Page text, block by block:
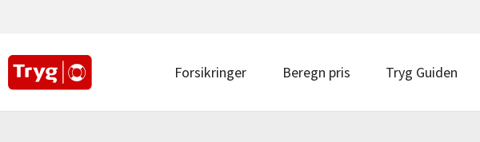
Privat
Main
|
Forsikringer Beregn pris Tryg Guiden